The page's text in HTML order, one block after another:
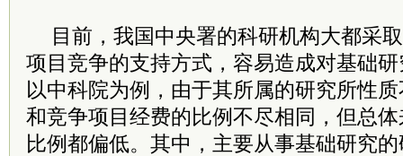
目前，我国中央署的科研机构大都采
项目竞争的支持方式，容易造成对基础
以中科院为例，由于其所属的研究所性
和竞争项目经费的比例不尽相同，但总
比例都偏低。其中，主要从事基础研究